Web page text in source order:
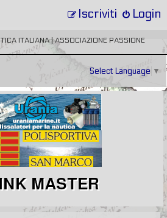
Login
Iscriviti
ITALIANA | ASSOCIAZIONE PASSIONE
Select Language ▼